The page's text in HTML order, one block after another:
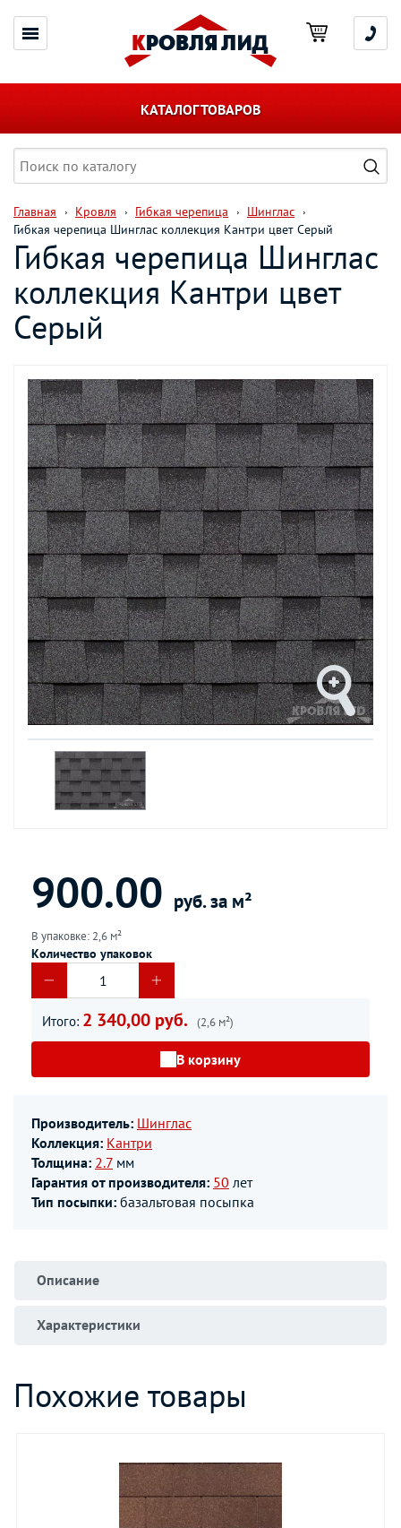
КАТАЛОГ ТОВАРОВ
Главная Кровля Гибкая черепица
Шинглас
Гибкая черепица Шинглас коллекция Кантри цвет Серый
Гибкая черепица Шинглас
коллекция Кантри цвет
Серый
900.00 руб. за м²
В упаковке: 2,6 м²
Количество упаковок
Итого: 2 340,00 руб. (2,6 м²)
В корзину
Производитель: Шинглас
Коллекция: Кантри
Толщина: 2.7 мм
Гарантия от производителя: 50 лет
Тип посыпки: базальтовая посыпка
Описание
Характеристики
Похожие товары